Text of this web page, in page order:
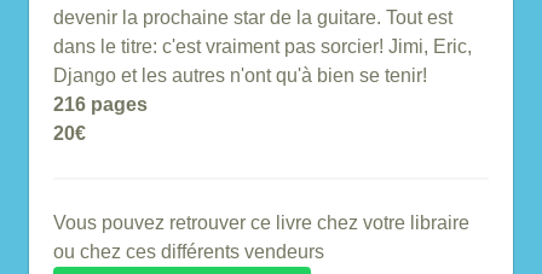
devenir la prochaine star de la guitare. Tout est
dans le titre: c'est vraiment pas sorcier! Jimi, Eric,
Django et les autres n'ont qu'à bien se tenir!
216 pages
20€
Vous pouvez retrouver ce livre chez votre libraire
ou chez ces différents vendeurs